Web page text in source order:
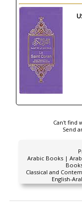
Can't find
Send
Arabic Books |
Classical and
English-